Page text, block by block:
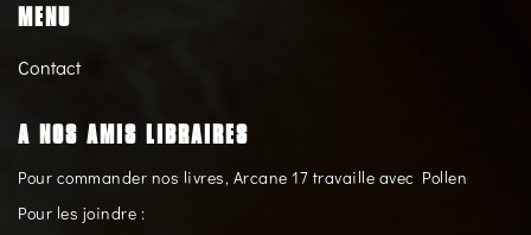
MENU
Contact
A NOS AMIS LIBRAIRES
Pour commander nos livres, Arcane 17 travaille avec Pollen
Pour les joindre :